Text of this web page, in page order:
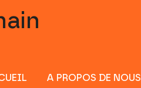
A PROPOS DE NOUS